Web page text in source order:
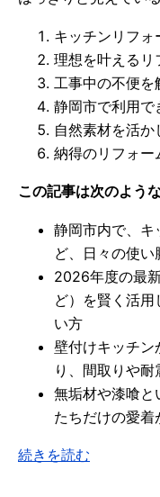
キッチンリフ
理想を叶えるリ
工事中の不便を
静岡市で利用で
自然素材を活か
納得のリフォー
この記事は次のよう
静岡市内で、キ
ど、日々の使
2026年度の最
ど）を賢く活
い方
壁付けキッチン
り、間取りや
無垢材や漆喰と
たちだけの愛
続きを読む